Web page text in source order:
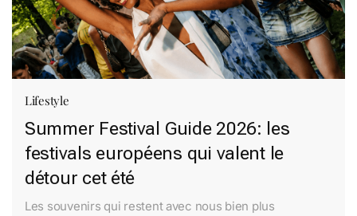
Lifestyle
Summer Festival Guide 2026: les
festivals européens qui valent le
détour cet été
Les souvenirs qui restent avec nous bien plus